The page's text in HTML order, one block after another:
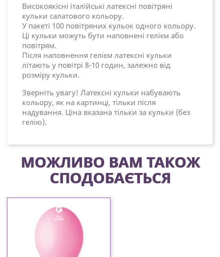
Високоякісні італійські латексні повітряні
кульки салатового кольору.
У пакеті 100 повітряних кульок одного кольору.
Ці кульки можуть бути наповнені гелієм або
повітрям.
Після наповнення гелієм латексні кульки
літають у повітрі 8-10 годин, залежно від
розміру кульки.
Зверніть увагу! Латексні кульки набувають
кольору, як на картинці, тільки після
надування. Ціна вказана тільки за кульки (без
гелію).
МОЖЛИВО ВАМ ТАКОЖ
СПОДОБАЄТЬСЯ